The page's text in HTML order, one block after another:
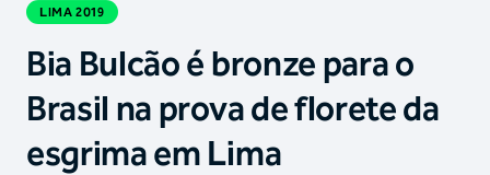
LIMA 2019
Bia Bulcão é bronze para o
Brasil na prova de florete da
esgrima em Lima